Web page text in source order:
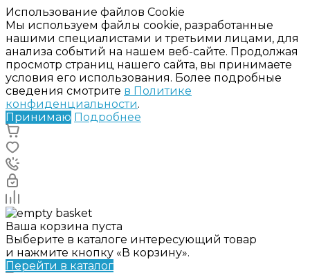
Использование файлов Cookie
Мы используем файлы cookie, разработанные
нашими специалистами и третьими лицами, для
анализа событий на нашем веб-сайте. Продолжая
просмотр страниц нашего сайта, вы принимаете
условия его использования. Более подробные
сведения смотрите в Политике
конфиденциальности.
Принимаю Подробнее
Ваша корзина пуста
Выберите в каталоге интересующий товар
и нажмите кнопку «В корзину».
Перейти в каталог